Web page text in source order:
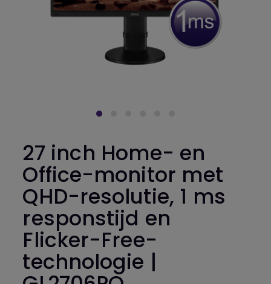
27 inch Home- en
Office-monitor met
QHD-resolutie, 1 ms
responstijd en
Flicker-Free-
technologie |